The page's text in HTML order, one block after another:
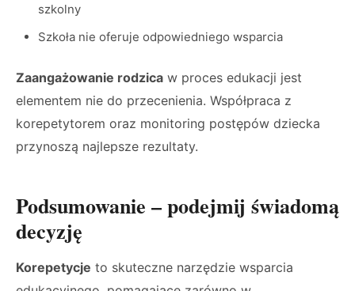
szkolny
Szkoła nie oferuje odpowiedniego wsparcia
Zaangażowanie rodzica w proces edukacji jest
elementem nie do przecenienia. Współpraca z
korepetytorem oraz monitoring postępów dziecka
przynoszą najlepsze rezultaty.
Podsumowanie – podejmij świadomą
decyzję
Korepetycje to skuteczne narzędzie wsparcia